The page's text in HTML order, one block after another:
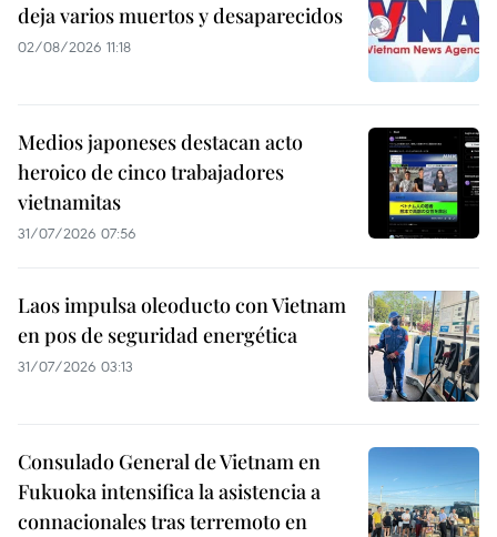
deja varios muertos y desaparecidos
02/08/2026 11:18
Medios japoneses destacan acto
heroico de cinco trabajadores
vietnamitas
31/07/2026 07:56
Laos impulsa oleoducto con Vietnam
en pos de seguridad energética
31/07/2026 03:13
Consulado General de Vietnam en
Fukuoka intensifica la asistencia a
connacionales tras terremoto en